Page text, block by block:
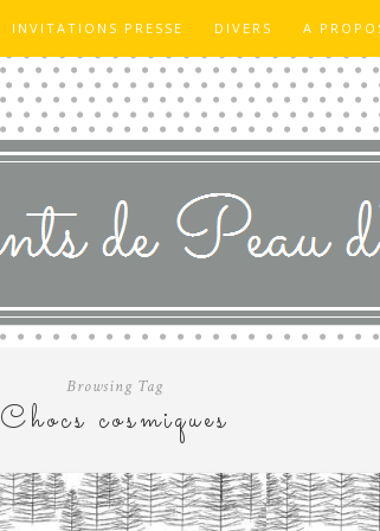
INVITATIONS PRESSE DIVERS A
Browsing Tag
Chocs cosmiques